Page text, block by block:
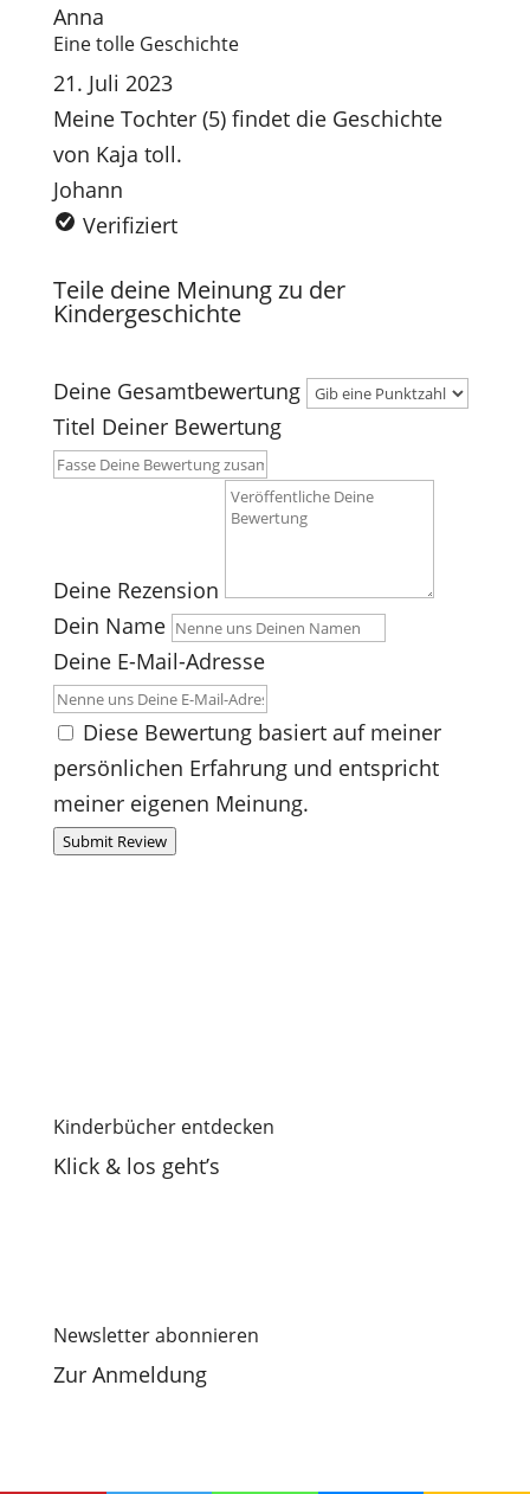
Anna
Eine tolle Geschichte
21. Juli 2023
Meine Tochter (5) findet die Geschichte
von Kaja toll.
Johann
Verifiziert
Teile deine Meinung zu der
Kindergeschichte
Deine Gesamtbewertung
Titel Deiner Bewertung
Deine Rezension
Dein Name
Deine E-Mail-Adresse
Diese Bewertung basiert auf meiner
persönlichen Erfahrung und entspricht
meiner eigenen Meinung.
Submit Review
Kinderbücher entdecken
Klick & los geht’s
Newsletter abonnieren
Zur Anmeldung